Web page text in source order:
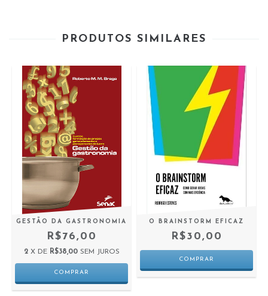
PRODUTOS SIMILARES
GESTÃO DA GASTRONOMIA
R$76,00
2 X DE R$38,00 SEM JUROS
O BRAINSTORM EFICAZ
R$30,00